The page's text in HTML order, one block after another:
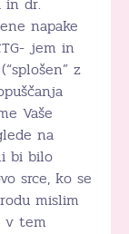
napake
jem in
z
Vaše
na
bi bilo
srce, ko se
mislim
v tem